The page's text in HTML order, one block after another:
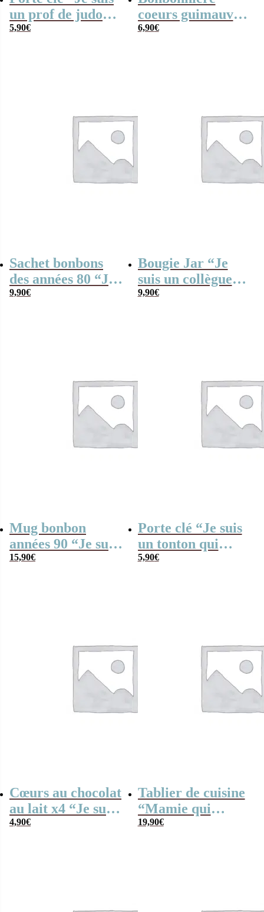
un prof de judo
qui déchire” –
5,90€
coeurs guimauve
“Je suis une
6,90€
Sachet bonbons
des années 80 “Je
suis un collègue
9,90€
Bougie Jar “Je
suis un collègue
qui déchire” –
9,90€
Mug bonbon
années 90 “Je suis
une tata qui
15,90€
Porte clé “Je suis
un tonton qui
déchire”
5,90€
Cœurs au chocolat
au lait x4 “Je suis
une maman qui
4,90€
Tablier de cuisine
“Mamie qui
déchire”
19,90€